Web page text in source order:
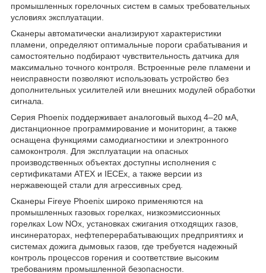
промышленных горелочных систем в самых требовательных
условиях эксплуатации.
Сканеры автоматически анализируют характеристики
пламени, определяют оптимальные пороги срабатывания и
самостоятельно подбирают чувствительность датчика для
максимально точного контроля. Встроенные реле пламени и
неисправности позволяют использовать устройство без
дополнительных усилителей или внешних модулей обработки
сигнала.
Серия Phoenix поддерживает аналоговый выход 4–20 мА,
дистанционное программирование и мониторинг, а также
оснащена функциями самодиагностики и электронного
самоконтроля. Для эксплуатации на опасных
производственных объектах доступны исполнения с
сертификатами ATEX и IECEx, а также версии из
нержавеющей стали для агрессивных сред.
Сканеры Fireye Phoenix широко применяются на
промышленных газовых горелках, низкоэмиссионных
горелках Low NOx, установках сжигания отходящих газов,
инсинераторах, нефтеперерабатывающих предприятиях и
системах дожига дымовых газов, где требуется надежный
контроль процессов горения и соответствие высоким
требованиям промышленной безопасности.